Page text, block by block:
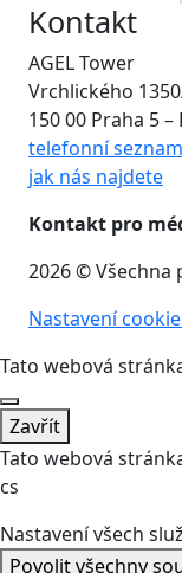
Kontakt
AGEL Tower
Vrchlického
150 00 Praha 5 –
telefonní seznam
jak nás najdete
Kontakt pro
2026 © Všechna
Nastavení
Tato webová
Zavřít
Tato webová
cs
Nastavení všech
Povolit všechny